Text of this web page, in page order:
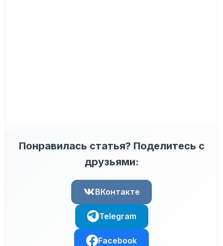
Понравилась статья? Поделитесь с
друзьями:
ВКонтакте
Telegram
Facebook